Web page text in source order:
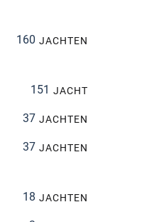
160 JACHTEN
151 JACHT
37 JACHTEN
37 JACHTEN
18 JACHTEN